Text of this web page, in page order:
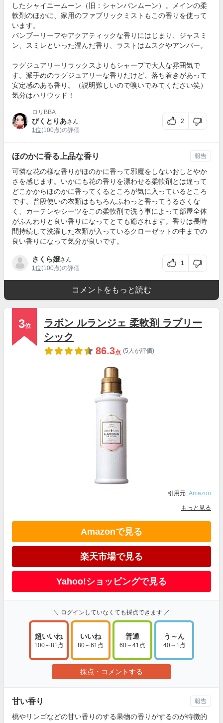
したシャイニームーン（旧：シャンパンムーン）。メインの柔
軟剤のほかに、家用のファブリックミストもこの香りを使って
います。
バンブーリーフやアクアティックな香りにはじまり、ジャスミ
ン、スミレといった澄んだ香り、ラストはムスクやアンバー。
ラグジュアリーリラックスよりもシャープで大人な雰囲気で
す。派手めのラグジュアリーな香りだけど、落ち着きがあって
安定感のある香り。（説明難しいので嗅いでみてください笑）
気分はハリウッド！
ロリBBA
びくとりあさん
1位(100点)の評価
2
ほのかに香る上品な香り
可憐な花の様な香りがほのかに香って邪魔をしないおしとやか
さを感じます。いかにも花の香りを漂わせる柔軟剤とは違って
どこかからほのかに香ってくるところが気に入っているところ
です。普段使いの衣類はもちろんふわっと香ってうるさくな
く、カーテンやシーツをこの柔軟剤で洗う事によって部屋全体
がふんわりと良い香りになってとても癒されます。香りは長時
間持続して洗濯した衣類が入っているクローゼットの中までの
良い香りになって気分が良いです。
さくら嬢さん
1位(100点)の評価
1
報告
コメントをもっと読む
3位
ラボン ルランジェ 柔軟剤 ラブリー
シック
86.3点 (5人が評価)
引用元: Amazon
もっと見る
Amazonで見る
楽天市場で見る
Yahoo!ショッピングで見る
＼ ログインしていなくても採点できます ／
超いいね
100～81点
いいね
80～61点
普通
60～41点
う～ん
40～1点
採点・コメントする
甘い香り
桃やリンゴなどの甘い香りのする果物の香りがするのが特徴的
報告